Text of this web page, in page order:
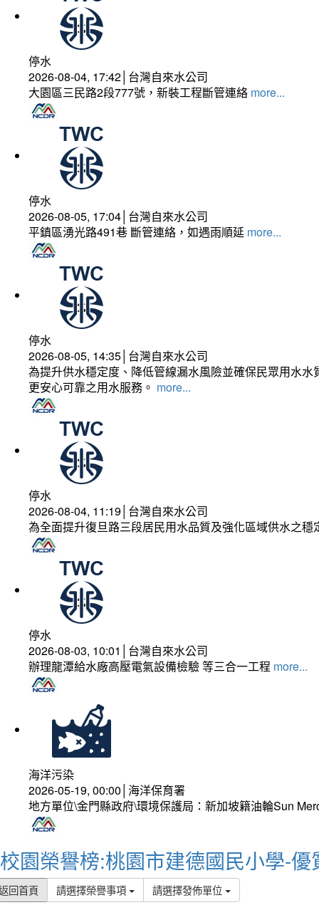
停水
2026-08-04, 17:42│台灣自來水公司
大園區三民路2段777號，新裝工程斷管連絡 more...
停水
2026-08-05, 17:04│台灣自來水公司
平鎮區湧光路491巷 斷管連絡，如遇雨順延 more...
停水
2026-08-05, 14:35│台灣自來水公司
為提升供水穩定度、降低管線漏水風險並確保民眾用水
更安心可靠之用水服務。 more...
停水
2026-08-04, 11:19│台灣自來水公司
為全面提升復旦路三段居民用水品質及強化區域供水之
停水
2026-08-03, 10:01│台灣自來水公司
辦理龍潭給水廠高壓電氣設備檢驗 等三合一工程 more...
海洋污染
2026-05-19, 00:00│海洋保育署
地方單位\金門縣政府\環境保護局：新加坡籍油輪Sun
校園榮譽榜:桃園市建德國民小學-優
回首頁 請選擇榮譽事項 請選擇發佈單位